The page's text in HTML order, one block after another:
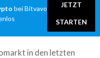
bei Bitvavo
JETZT
STARTEN
in den letzten